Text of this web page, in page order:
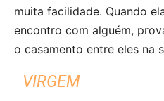
muita facilidade. Quando
encontro com alguém,
o casamento entre eles na
VIRGEM